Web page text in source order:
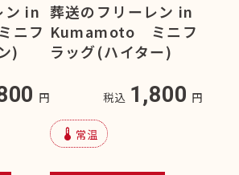
ン in
ニフ
)
円
葬送のフリーレン in
Kumamoto ミニフ
ラッグ(ハイター)
税込 1,800 円
device_thermostat 常温